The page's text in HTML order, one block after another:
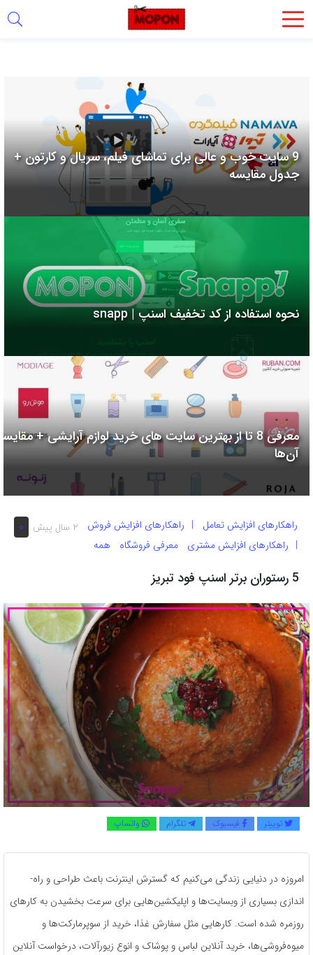
اشتراک
از
روش‌های
زیر
می‌توانید
صفحه
دوستان
خود
به
بگذارید.
لینک
9 سایت خوب و عالی برای تماشای فیلم، سریال و کارتون +
جدول مقایسه
نحوه استفاده از کد تخفیف اسنپ | snapp
معرفی 8 تا از بهترین سایت های خرید لوازم آرایشی +
آن‌ها
2 سال پیش 0 راهکارهای افزایش تعامل
راهکارهای افزایش فروش
راهکارهای افزایش مشتری
معرفی فروشگاه همه
5 رستوران برتر اسنپ فود تبریز
توییتر فیسبوک تلگرام واتساپ
امروزه در دنیایی زندگی می‌کنیم که گسترش اینترنت باعث طراحی و راه‌­
اندازی بسیاری از وبسایت­‌ها و اپلیکشین‌هایی برای سرعت بخشیدن به کارهای
روزمره شده ­است. کارهایی مثل سفارش غذا، خرید از سوپرمارکت‌ها و
میوه‌فروشی­‌ها، خرید آنلاین لباس و پوشاک و انوع زیورآلات، درخواست آنلاین